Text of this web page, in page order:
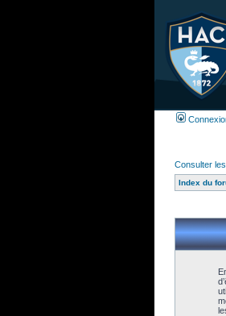
Consulter
Index du